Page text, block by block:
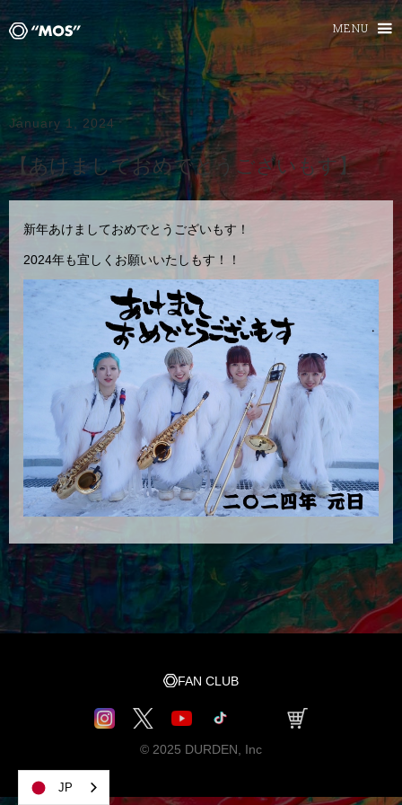
MENU
January 1, 2024
【あけましておめでとうございもす】
新年あけましておめでとうございもす！
2024年も宜しくお願いいたしもす！！
FAN CLUB
© 2025 DURDEN, Inc
JP